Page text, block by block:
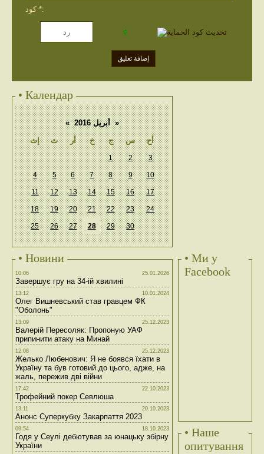
كود *:
• Календар
« أبريل 2016 »
إث
ث أر خ ج س أح
1 2 3
4 5 6 7 8 9 10
11 12 13 14 15 16 17
18 19 20 21 22 23 24
25 26 27 28 29 30
• Новини
10:06 25.01.2026
Завершує гру на 34-ій хвилині
13:12 10.01.2024
Олег Вишневський став гравцем ФК
"Оболонь"
13:09 25.12.2023
Валерій Пересоляк: Пропоную УАФ
припинити атаку на Минай
12:08 25.12.2023
Желько Любенович: Я не боявся їхати в
Україну та був готовий до цього, адже, на
жаль, пережив дві війни
17:42 22.10.2023
Трофейний покер Севлюша
13:11 20.10.2023
Анонс Суперкубку Закарпаття 2023
09:54 18.10.2023
Годя у Сеулі дебютував за юнацьку збірну
України
• Ми у
Facebook
• Наше
опитування